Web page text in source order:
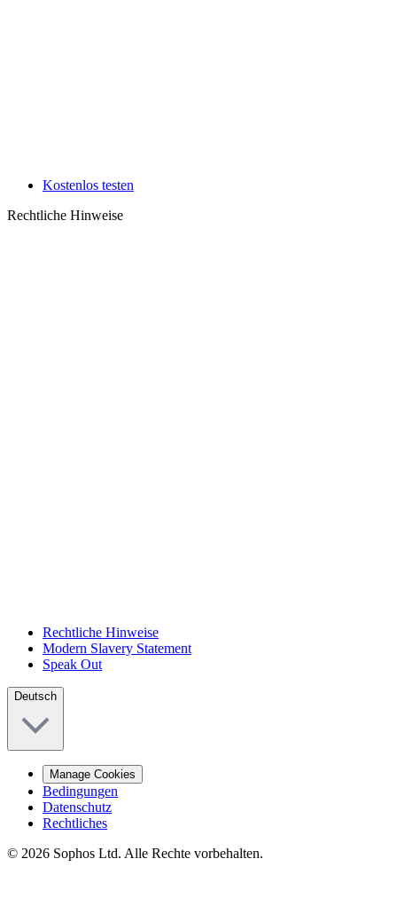
Kostenlos testen
Rechtliche Hinweise
Rechtliche Hinweise
Modern Slavery Statement
Speak Out
Deutsch
Manage Cookies
Bedingungen
Datenschutz
Rechtliches
© 2026 Sophos Ltd. Alle Rechte vorbehalten.